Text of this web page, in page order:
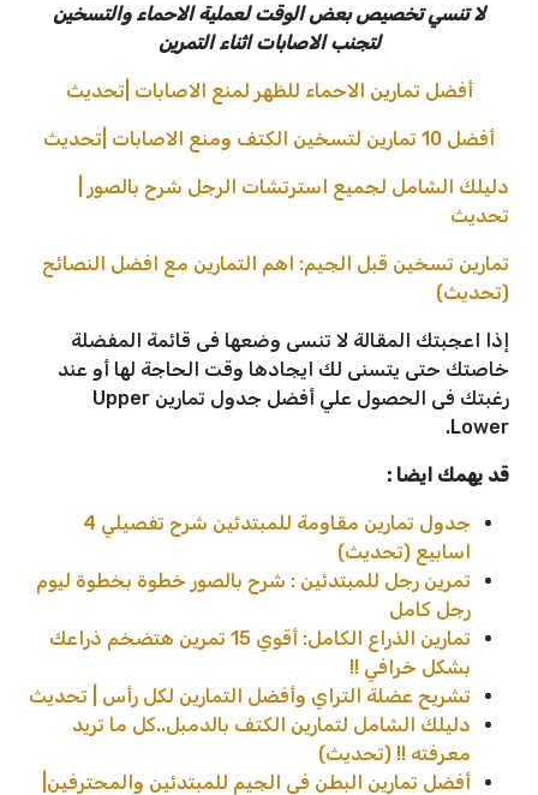
لا تنسي تخصيص بعض الوقت لعملية الاحماء والتسخين
لتجنب الاصابات اثناء التمرين
أفضل تمارين الاحماء للظهر لمنع الاصابات |تحديث
أفضل 10 تمارين لتسخين الكتف ومنع الاصابات |تحديث
دليلك الشامل لجميع استرتشات الرجل شرح بالصور |
تحديث
تمارين تسخين قبل الجيم: اهم التمارين مع افضل النصائح
(تحديث)
إذا اعجبتك المقالة لا تنسى وضعها فى قائمة المفضلة
خاصتك حتى يتسنى لك ايجادها وقت الحاجة لها أو عند
رغبتك فى الحصول علي أفضل جدول تمارين Upper
Lower.
قد يهمك ايضا :
جدول تمارين مقاومة للمبتدئين شرح تفصيلي 4
اسابيع (تحديث)
تمرين رجل للمبتدئين : شرح بالصور خطوة بخطوة ليوم
رجل كامل
تمارين الذراع الكامل: أقوي 15 تمرين هتضخم ذراعك
بشكل خرافي !!
تشريح عضلة التراي وأفضل التمارين لكل رأس | تحديث
دليلك الشامل لتمارين الكتف بالدمبل..كل ما تريد
معرفته !! (تحديث)
أفضل تمارين البطن في الجيم للمبتدئين والمحترفين|